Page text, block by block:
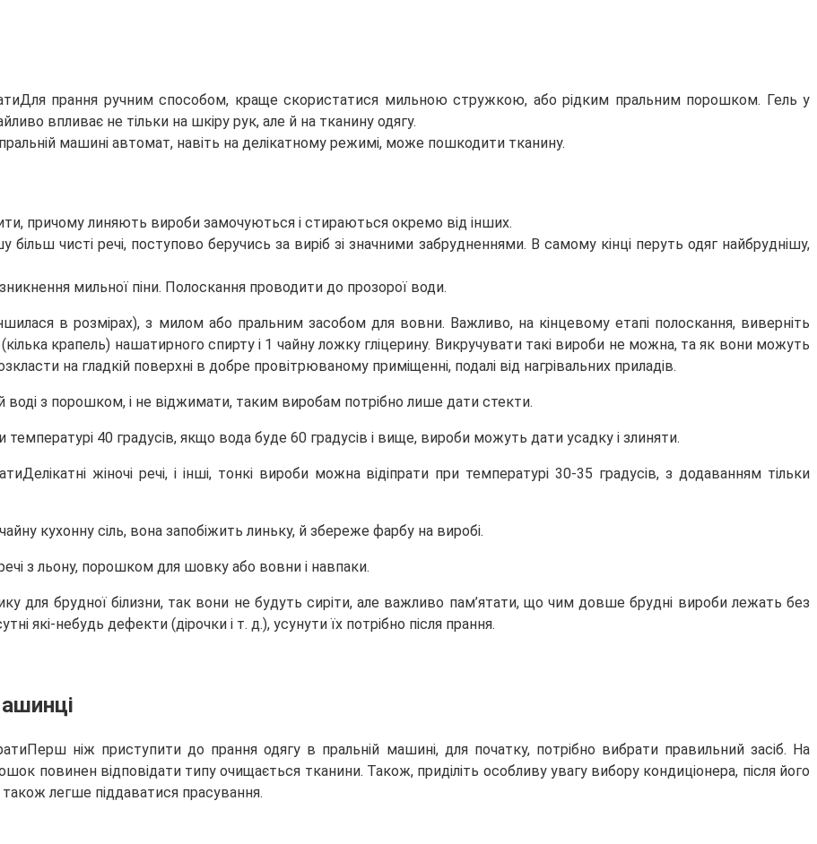
Для прання ручним способом, краще скористатися мильною стружкою, або рідким пральним порошком. Гель у
впливає не тільки на шкіру рук, але й на тканину одягу.
машині автомат, навіть на делікатному режимі, може пошкодити тканину.
причому линяють вироби замочуються і стираються окремо від інших.
більш чисті речі, поступово беручись за виріб зі значними забрудненнями. В самому кінці перуть одяг найбруднішу,
мильної піни. Полоскання проводити до прозорої води.
в розмірах), з милом або пральним засобом для вовни. Важливо, на кінцевому етапі полоскання, виверніть
(кілька крапель) нашатирного спирту і 1 чайну ложку гліцерину. Викручувати такі вироби не можна, та як вони можуть
на гладкій поверхні в добре провітрюваному приміщенні, подалі від нагрівальних приладів.
воді з порошком, і не віджимати, таким виробам потрібно лише дати стекти.
температурі 40 градусів, якщо вода буде 60 градусів і вище, вироби можуть дати усадку і злиняти.
Делікатні жіночі речі, і інші, тонкі вироби можна відіпрати при температурі 30-35 градусів, з додаванням тільки
кухонну сіль, вона запобіжить линьку, й збереже фарбу на виробі.
з льону, порошком для шовку або вовни і навпаки.
для брудної білизни, так вони не будуть сиріти, але важливо пам’ятати, що чим довше брудні вироби лежать без
які-небудь дефекти (дірочки і т. д.), усунути їх потрібно після прання.
Перш ніж приступити до прання одягу в пральній машині, для початку, потрібно вибрати правильний засіб. На
повинен відповідати типу очищається тканини. Також, приділіть особливу увагу вибору кондиціонера, після його
також легше піддаватися прасування.